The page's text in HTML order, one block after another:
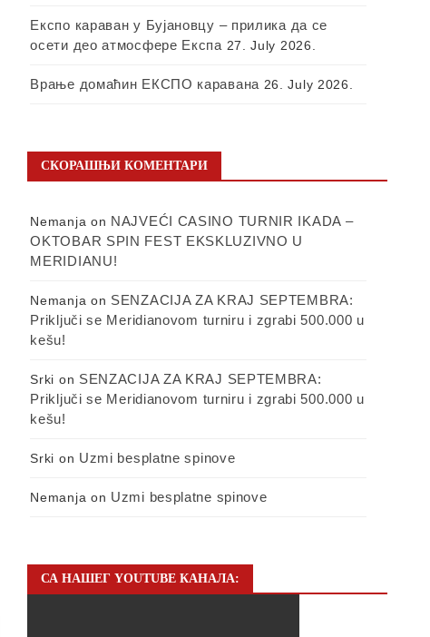
Експо караван у Бујановцу – прилика да се
осети део атмосфере Експа 27. July 2026.
Врање домаћин ЕКСПО каравана 26. July 2026.
СКОРАШЊИ КОМЕНТАРИ
Nemanja on NAJVEĆI CASINO TURNIR IKADA –
OKTOBAR SPIN FEST EKSKLUZIVNO U
MERIDIANU!
Nemanja on SENZACIJA ZA KRAJ SEPTEMBRA:
Priključi se Meridianovom turniru i zgrabi 500.000 u
kešu!
Srki on SENZACIJA ZA KRAJ SEPTEMBRA:
Priključi se Meridianovom turniru i zgrabi 500.000 u
kešu!
Srki on Uzmi besplatne spinove
Nemanja on Uzmi besplatne spinove
СА НАШЕГ YOUTUBE КАНАЛА: